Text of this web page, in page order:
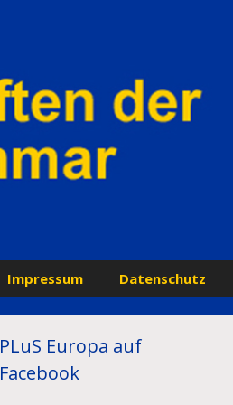
Impressum Datenschutz
PLuS Europa auf
Facebook